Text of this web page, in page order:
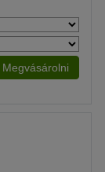
Megvásárolni